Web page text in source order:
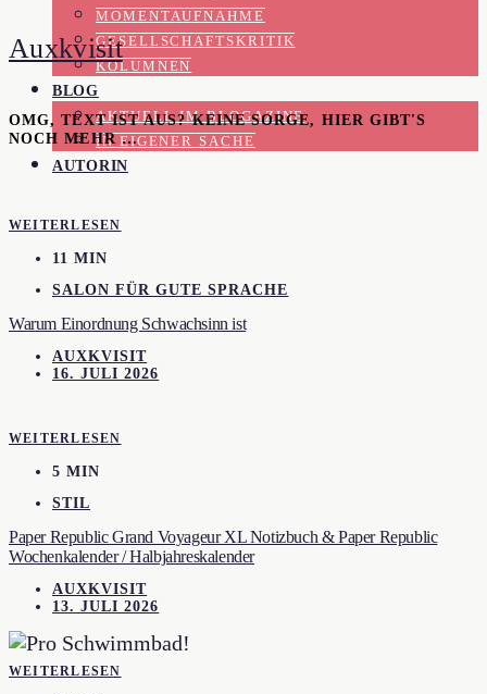
MOMENTAUFNAHME
GESELLSCHAFTSKRITIK
KOLUMNEN
BLOG
AKTUELL IM BLOGAZINE
IN EIGENER SACHE
AUTORIN
Auxkvisit
OMG, TEXT IST AUS? KEINE SORGE, HIER GIBT'S
NOCH MEHR …
WEITERLESEN
11 MIN
SALON FÜR GUTE SPRACHE
Warum Einordnung Schwachsinn ist
AUXKVISIT
16. JULI 2026
WEITERLESEN
5 MIN
STIL
Paper Republic Grand Voyageur XL Notizbuch & Paper Republic
Wochenkalender / Halbjahreskalender
AUXKVISIT
13. JULI 2026
WEITERLESEN